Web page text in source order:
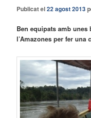
Publicat el22 agost 2013
Ben equipats amb
l’Amazones per fer una